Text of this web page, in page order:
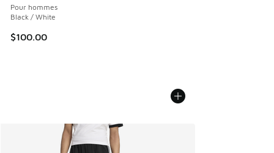
Pour hommes
Black / White
$100.00